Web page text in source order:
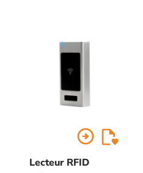
longtemps), PF (porte
forcée), UF (utilisation
(autoprotection du clavier)
arrow_circle_right
Lecteur RFID